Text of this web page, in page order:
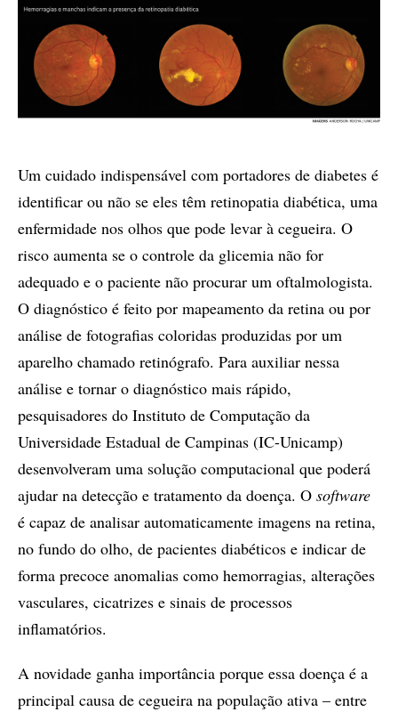
Um cuidado indispensável com portadores de diabetes é
identificar ou não se eles têm retinopatia diabética, uma
enfermidade nos olhos que pode levar à cegueira. O
risco aumenta se o controle da glicemia não for
adequado e o paciente não procurar um oftalmologista.
O diagnóstico é feito por mapeamento da retina ou por
análise de fotografias coloridas produzidas por um
aparelho chamado retinógrafo. Para auxiliar nessa
análise e tornar o diagnóstico mais rápido,
pesquisadores do Instituto de Computação da
Universidade Estadual de Campinas (IC-Unicamp)
desenvolveram uma solução computacional que poderá
ajudar na detecção e tratamento da doença. O software
é capaz de analisar automaticamente imagens na retina,
no fundo do olho, de pacientes diabéticos e indicar de
forma precoce anomalias como hemorragias, alterações
vasculares, cicatrizes e sinais de processos
inflamatórios.
A novidade ganha importância porque essa doença é a
principal causa de cegueira na população ativa – entre